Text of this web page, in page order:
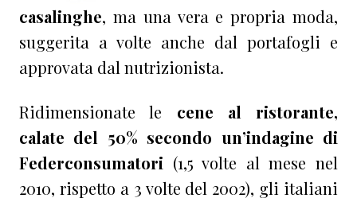
casalinghe, ma una vera e propria moda,
suggerita a volte anche dal portafogli e
approvata dal nutrizionista.
Ridimensionate le cene al ristorante,
calate del 50% secondo un’indagine di
Federconsumatori (1,5 volte al mese nel
2010, rispetto a 3 volte del 2002), gli italiani